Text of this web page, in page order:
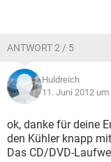
ANTWORT 2 / 5
Huldreich
11. Juni 2012 um
ok, danke für deine
den Kühler knapp
Das CD/DVD-